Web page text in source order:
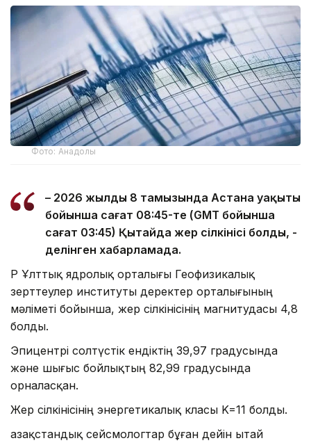
Фото: Анадолы
– 2026 жылдың 8 тамызында Астана уақыты
бойынша сағат 08:45-те (GMT бойынша
сағат 03:45) Қытайда жер сілкінісі болды, -
делінген хабарламада.
ҚР Ұлттық ядролық орталығы Геофизикалық
зерттеулер институты деректер орталығының
мәліметі бойынша, жер сілкінісінің магнитудасы 4,8
болды.
Эпицентрі солтүстік ендіктің 39,97 градусында
және шығыс бойлықтың 82,99 градусында
орналасқан.
Жер сілкінісінің энергетикалық класы K=11 болды.
Қазақстандық сейсмологтар бұған дейін Қытай